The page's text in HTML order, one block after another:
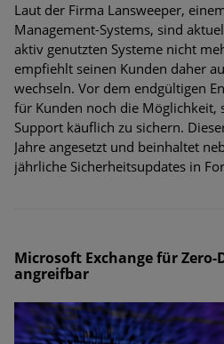
Laut der Firma Lansweeper,
Management-Systems, sind
aktiv genutzten Systeme nicht
empfiehlt seinen Kunden daher
wechseln. Vor dem endgültigen
für Kunden noch die Möglichkeit,
Support käuflich zu sichern.
Jahre angesetzt und beinhaltet
jährliche Sicherheitsupdates in
Microsoft Exchange für Zero-
angreifbar